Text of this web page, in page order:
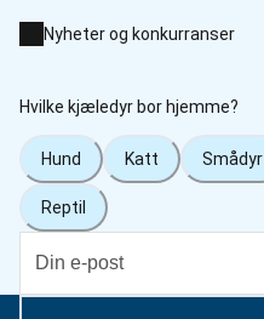
Nyheter og konkurranser
Hvilke kjæledyr bor hjemme?
Hund Katt Smådyr
Reptil